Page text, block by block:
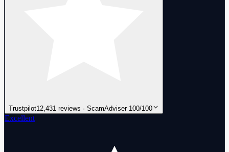
Trustpilot12,431 reviews · ScamAdviser 100/100
Excellent